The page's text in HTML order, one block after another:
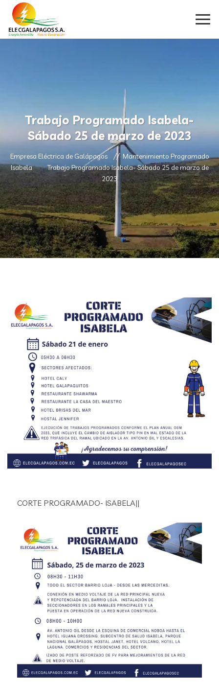
Trabajo Programado Isabela-
Sábado 25 de marzo de 2023
Empresa Eléctrica de Galápagos
Mantenimiento Programado
Isabela
Trabajo Programado Isabela- Sábado 25 de marzo de
2023
CORTE PROGRAMADO- ISABELA||